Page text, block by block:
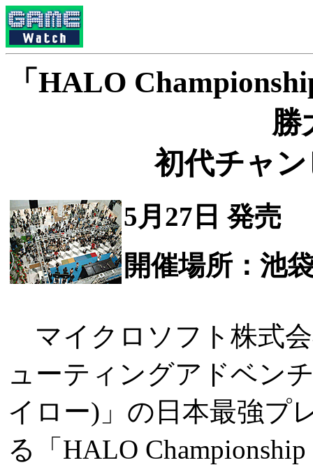
「HALO
勝
初代チャ
5月27日 発売
開催場所：池
マイクロソフト株式
ューティングアドベン
イロー)」の日本最強プ
る「HALO